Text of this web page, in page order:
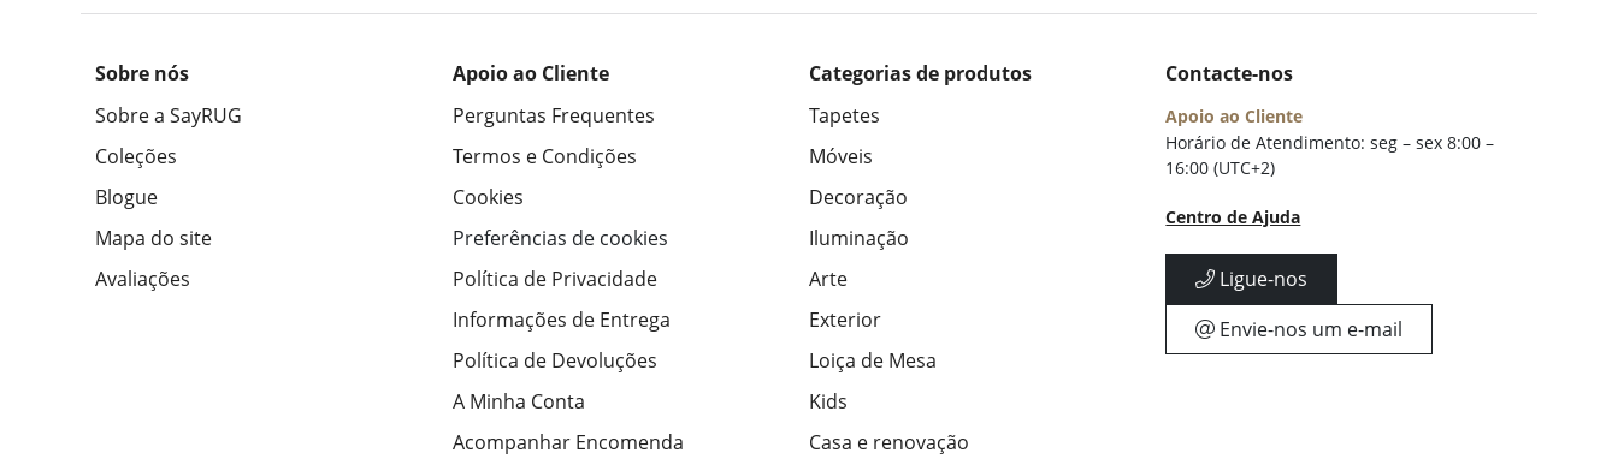
Sobre nós
Sobre a SayRUG
Coleções
Blogue
Mapa do site
Avaliações
Apoio ao Cliente
Perguntas Frequentes
Termos e Condições
Cookies
Preferências de cookies
Política de Privacidade
Informações de Entrega
Política de Devoluções
A Minha Conta
Acompanhar Encomenda
Categorias de produtos
Tapetes
Móveis
Decoração
Iluminação
Arte
Exterior
Loiça de Mesa
Kids
Casa e renovação
Contacte-nos
Apoio ao Cliente
Horário de Atendimento: seg – sex 8:00 –
16:00 (UTC+2)
Centro de Ajuda
Ligue-nos
Envie-nos um e-mail